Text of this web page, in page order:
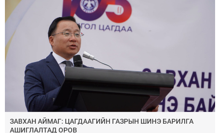
ЗАВХАН АЙМАГ: ЦАГДААГИЙН ГАЗРЫН ШИНЭ БАРИЛГА
АШИГЛАЛТАД ОРОВ